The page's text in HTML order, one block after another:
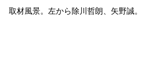
取材風景。左から除川哲朗、矢野誠。